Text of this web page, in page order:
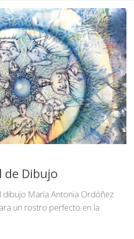
de Dibujo
dibujo María Antonia Ordóñez
un rostro perfecto en la